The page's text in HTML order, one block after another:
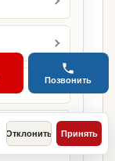
Отклонить Принять
Позвонить